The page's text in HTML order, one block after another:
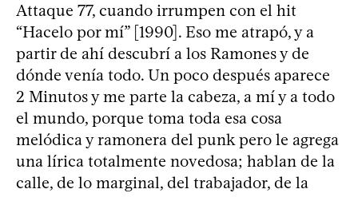
Attaque 77, cuando irrumpen con el hit
“Hacelo por mí” [1990]. Eso me atrapó, y a
partir de ahí descubrí a los Ramones y de
dónde venía todo. Un poco después aparece
2 Minutos y me parte la cabeza, a mí y a todo
el mundo, porque toma toda esa cosa
melódica y ramonera del punk pero le agrega
una lírica totalmente novedosa; hablan de la
calle, de lo marginal, del trabajador, de la